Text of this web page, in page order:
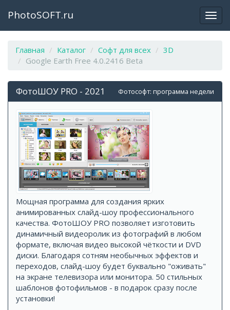
PhotoSOFT.ru
Главная Каталог Софт для всех
3D
Google Earth Free 4.0.2416 Beta
Фотософт: программа недели
ФотоШОУ PRO - 2021
Мощная программа для создания ярких
анимированных слайд-шоу профессионального
качества. ФотоШОУ PRO позволяет изготовить
динамичный видеоролик из фотографий в любом
формате, включая видео высокой чёткости и DVD
диски. Благодаря сотням необычных эффектов и
переходов, слайд-шоу будет буквально "оживать"
на экране телевизора или монитора. 50 стильных
шаблонов фотофильмов - в подарок сразу после
установки!